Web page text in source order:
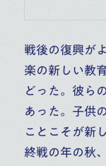
戦後の復興が
楽の新しい教
どった。彼ら
あった。子供
ことこそが新
終戦の年の秋